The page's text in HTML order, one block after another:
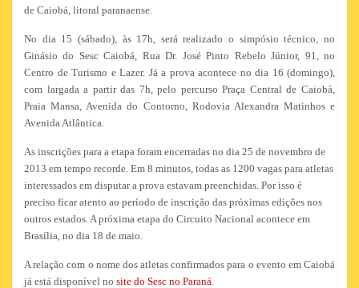
de Caiobá, litoral paranaense.
No dia 15 (sábado), às 17h, será realizado o simpósio técnico, no
Ginásio do Sesc Caiobá, Rua Dr. José Pinto Rebelo Júnior, 91, no
Centro de Turismo e Lazer. Já a prova acontece no dia 16 (domingo),
com largada a partir das 7h, pelo percurso Praça Central de Caiobá,
Praia Mansa, Avenida do Contorno, Rodovia Alexandra Matinhos e
Avenida Atlântica.
As inscrições para a etapa foram encerradas no dia 25 de novembro de
2013 em tempo recorde. Em 8 minutos, todas as 1200 vagas para atletas
interessados em disputar a prova estavam preenchidas. Por isso é
preciso ficar atento ao período de inscrição das próximas edições nos
outros estados. A próxima etapa do Circuito Nacional acontece em
Brasília, no dia 18 de maio.
A relação com o nome dos atletas confirmados para o evento em Caiobá
já está disponível no site do Sesc no Paraná.